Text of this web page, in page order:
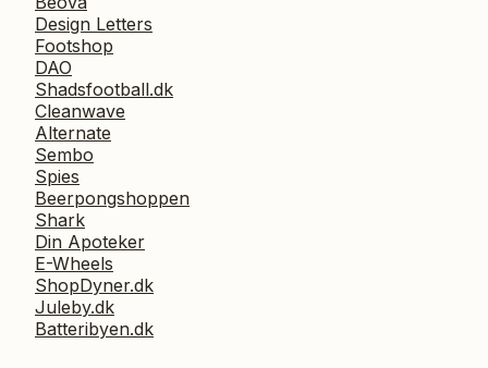
Design Letters
Footshop
DAO
Shadsfootball.dk
Cleanwave
Alternate
Sembo
Spies
Beerpongshoppen
Shark
Din Apoteker
E-Wheels
ShopDyner.dk
Juleby.dk
Batteribyen.dk